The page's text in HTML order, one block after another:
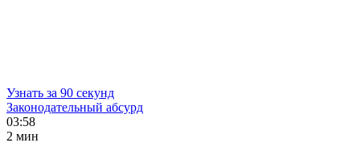
Узнать за 90 секунд
Законодательный абсурд
03:58
2 мин